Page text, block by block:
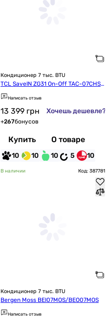
Кондиционер 7 тыс. BTU
TCL SaveIN ZG31 On-Off TAC-07CHS
D/ZG31 WI-FI Ready
Написать отзыв
13 399 грн Хочешь дешевле?
+267бонусов
Купить О товаре
10 10 10 5 10
В наличии Код: 387781
Кондиционер 7 тыс. BTU
Bergen Moss BEI07MOS/BEO07MOS
Написать отзыв